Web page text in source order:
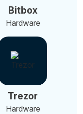
Bitbox
Hardware
Trezor
Hardware